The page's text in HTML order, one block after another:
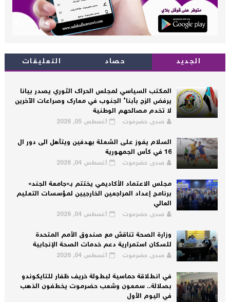
الجديد حصاد التعليقات
المكتب السياسي لمجلس الحراك الثوري يصدر بيانا
يرفض الزج بأبناء الجنوب في معارك وصراعات الآخرين
لا تخدم مصالحهم الوطنية
صدى حضرموت أغسطس 05, 2026
السلام يفوز على الشعلة بهدفين ويتأهل الى دور ال
16 في كأس الجمهورية
صدى حضرموت أغسطس 04, 2026
مجلس الاعتماد الأكاديمي يختتم بـ«جامعة الجند»
برنامج إعداد المراجعين الخارجيين لمؤسسات التعليم
العالي
صدى حضرموت أغسطس 04, 2026
وزارة الصحة تناقش مع صندوق الأمم المتحدة
للسكان استمرارية دعم خدمات الصحة الإنجابية
صدى حضرموت أغسطس 04, 2026
في انطلاقة حماسية لبطولة خريف ظفار للتايكوندو
بصلالة.. سمعون وشعب حضرموت يخطفون الذهب
في اليوم الأول